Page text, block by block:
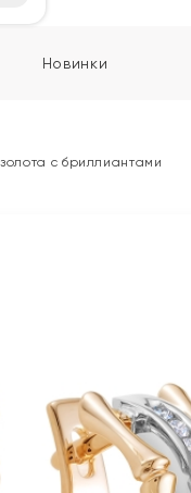
Новинки
с бриллиантами